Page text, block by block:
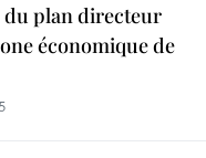
plan directeur
économique de